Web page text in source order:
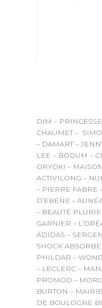
DIM –
CHAUMET –
– DAMART –
LEE – BODUM –
ORYOKI –
ACTIVILONG –
– PIERRE FABRE
D’EBENE –
– BEAUTÉ
GARNIER –
ADIDAS –
SHOCK
PHILDAR –
– LECLERC –
PROMOD –
BURTON –
DE BOULOGNE